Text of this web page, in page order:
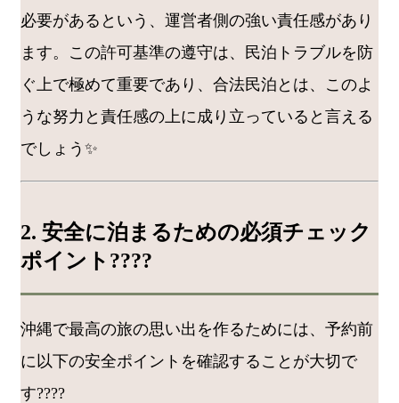
必要があるという、運営者側の強い責任感があり
ます。この許可基準の遵守は、民泊トラブルを防
ぐ上で極めて重要であり、合法民泊とは、このよ
うな努力と責任感の上に成り立っていると言える
でしょう✨
2. 安全に泊まるための必須チェック
ポイント????
沖縄で最高の旅の思い出を作るためには、予約前
に以下の安全ポイントを確認することが大切で
す????